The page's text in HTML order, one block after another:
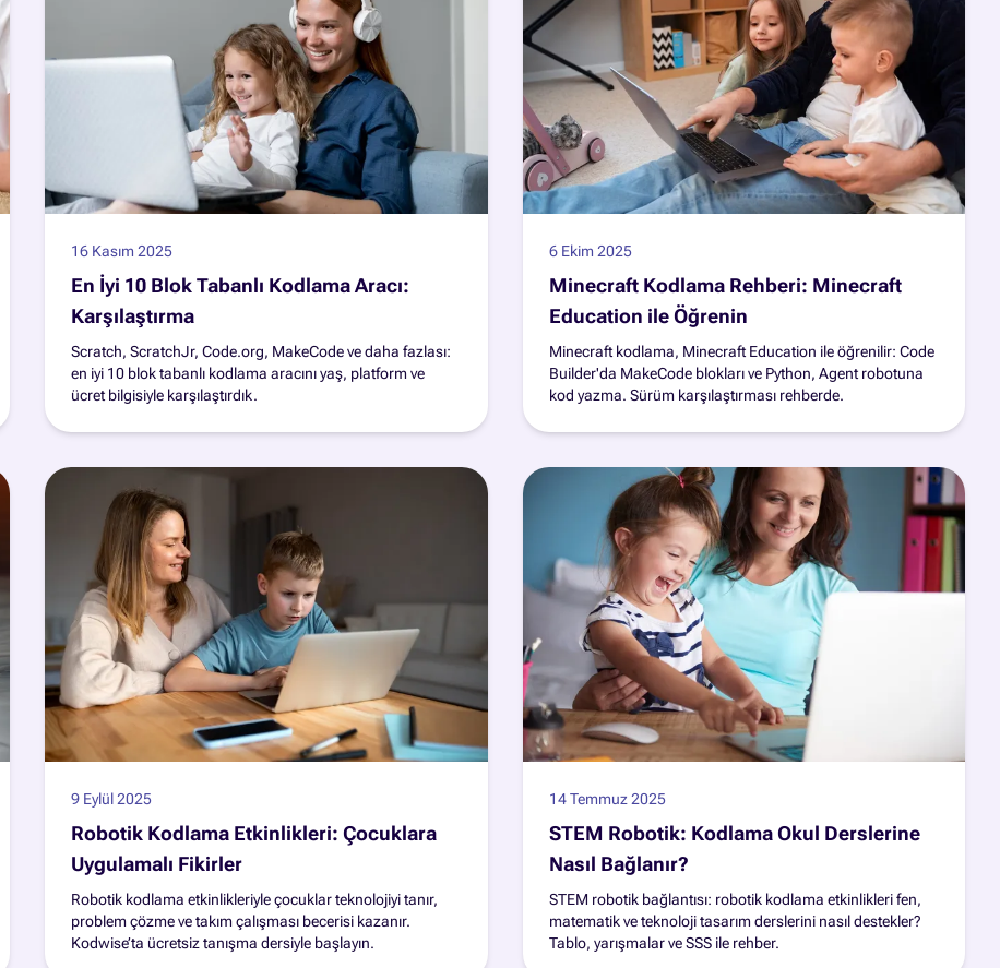
16 Kasım 2025
En İyi 10 Blok Tabanlı Kodlama Aracı:
Karşılaştırma
Scratch, ScratchJr, Code.org, MakeCode ve daha fazlası:
en iyi 10 blok tabanlı kodlama aracını yaş, platform ve
ücret bilgisiyle karşılaştırdık.
6 Ekim 2025
Minecraft Kodlama Rehberi: Minecraft
Education ile Öğrenin
Minecraft kodlama, Minecraft Education ile öğrenilir: Code
Builder'da MakeCode blokları ve Python, Agent robotuna
kod yazma. Sürüm karşılaştırması rehberde.
9 Eylül 2025
Robotik Kodlama Etkinlikleri: Çocuklara
Uygulamalı Fikirler
Robotik kodlama etkinlikleriyle çocuklar teknolojiyi tanır,
problem çözme ve takım çalışması becerisi kazanır.
Kodwise’ta ücretsiz tanışma dersiyle başlayın.
14 Temmuz 2025
STEM Robotik: Kodlama Okul Derslerine
Nasıl Bağlanır?
STEM robotik bağlantısı: robotik kodlama etkinlikleri fen,
matematik ve teknoloji tasarım derslerini nasıl destekler?
Tablo, yarışmalar ve SSS ile rehber.